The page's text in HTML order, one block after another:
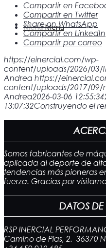
Menú Menú
Compartir en
Compartir en Twitter
Share on WhatsApp
Compartir en LinkedIn
Compartir por correo
https://einercial.com/wp-
content/uploads/2026/03/
Andrea https://
content/uploads/2017/09/
Andrea2026-03-06 12:55:34
13:07:32Construyendo el
Somos fabricantes de
aplicada al deporte de
tendencias más pioneras
fuerza. Gracias por
DATOS
RSP INERCIAL
Camino de Pías, 2. 36370